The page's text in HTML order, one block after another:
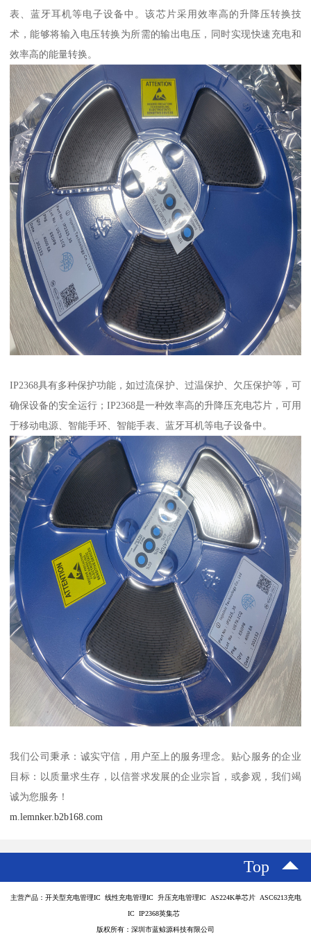
表、蓝牙耳机等电子设备中。该芯片采用效率高的升降压转换技
术，能够将输入电压转换为所需的输出电压，同时实现快速充电和
效率高的能量转换。
IP2368具有多种保护功能，如过流保护、过温保护、欠压保护等，可
确保设备的安全运行；IP2368是一种效率高的升降压充电芯片，可用
于移动电源、智能手环、智能手表、蓝牙耳机等电子设备中。
我们公司秉承：诚实守信，用户至上的服务理念。贴心服务的企业
目标：以质量求生存，以信誉求发展的企业宗旨，或参观，我们竭
诚为您服务！
m.lemnker.b2b168.com
Top
主营产品：开关型充电管理IC 线性充电管理IC 升压充电管理IC AS224K单芯片 ASC6213充电
IC IP2368英集芯
版权所有：深圳市蓝鲸源科技有限公司